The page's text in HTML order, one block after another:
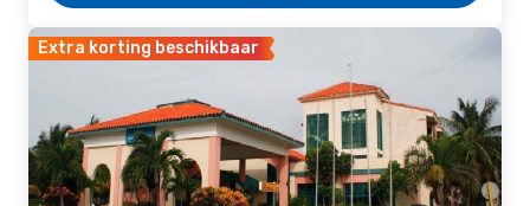
Extra korting beschikbaar